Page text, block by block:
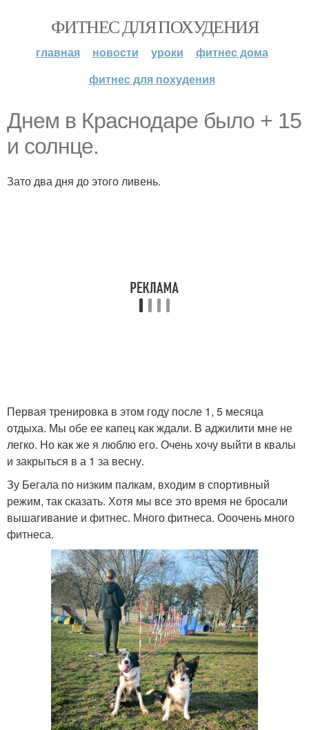
ФИТНЕС ДЛЯ ПОХУДЕНИЯ
главная новости уроки
фитнес дома
фитнес для похудения
Днем в Краснодаре было + 15
и солнце.
Зато два дня до этого ливень.
Первая тренировка в этом году после 1, 5 месяца
отдыха. Мы обе ее капец как ждали. В аджилити мне не
легко. Но как же я люблю его. Очень хочу выйти в квалы
и закрыться в а 1 за весну.
Зу Бегала по низким палкам, входим в спортивный
режим, так сказать. Хотя мы все это время не бросали
вышагивание и фитнес. Много фитнеса. Ооочень много
фитнеса.